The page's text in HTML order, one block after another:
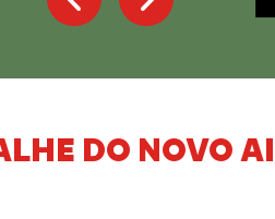
DO NOVO